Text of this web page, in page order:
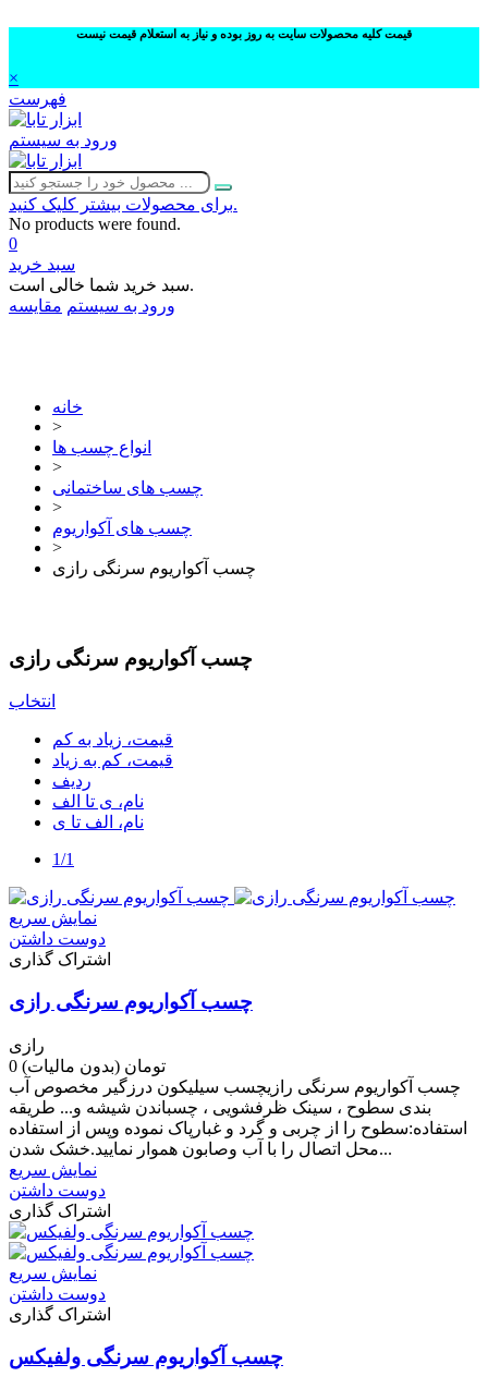
قیمت کلیه محصولات سایت به روز بوده و نیاز به استعلام قیمت نیست
×
فهرست
ورود به سیستم
برای محصولات بیشتر کلیک کنید.
No products were found.
0
سبد خرید
سبد خرید شما خالی است.
ورود به سیستم مقایسه
خانه
>
انواع چسب ها
>
چسب های ساختمانی
>
چسب های آکواریوم
>
چسب آکواریوم سرنگی رازی
چسب آکواریوم سرنگی رازی
انتخاب
قیمت، زیاد به کم
قیمت، کم به زیاد
ردیف
نام، ی تا الف
نام، الف تا ی
1/1
نمایش سریع
دوست داشتن
اشتراک گذاری
چسب آکواریوم سرنگی رازی
رازی
0 تومان (بدون مالیات)
چسب آکواریوم سرنگی رازیچسب سیلیکون درزگیر مخصوص آب
بندی سطوح ، سینک ظرفشویی ، چسباندن شیشه و... طریقه
استفاده:سطوح را از چربی و گرد و غبارپاک نموده وپس از استفاده
محل اتصال را با آب وصابون هموار نمایید.خشک شدن...
نمایش سریع
دوست داشتن
اشتراک گذاری
نمایش سریع
دوست داشتن
اشتراک گذاری
چسب آکواریوم سرنگی ولفیکس